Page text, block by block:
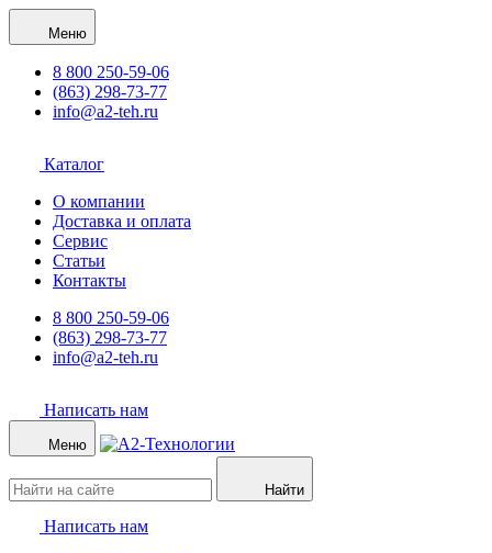
Меню
8 800 250-59-06
(863) 298-73-77
info@a2-teh.ru
Каталог
О компании
Доставка и оплата
Сервис
Статьи
Контакты
8 800 250-59-06
(863) 298-73-77
info@a2-teh.ru
Написать нам
Меню
Найти
Написать нам